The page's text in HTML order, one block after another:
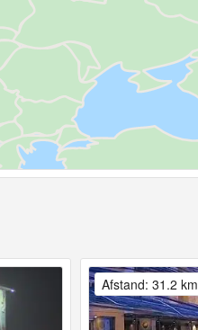
Afstand: 31.2 km